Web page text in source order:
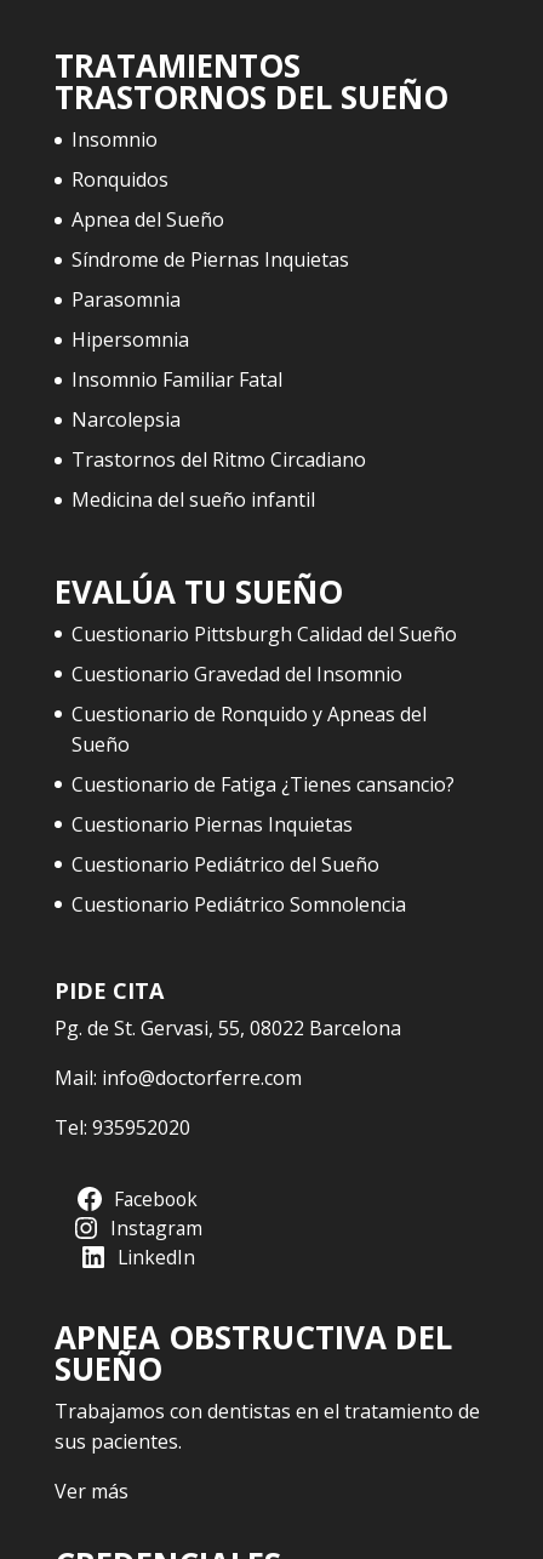
TRATAMIENTOS
TRASTORNOS DEL SUEÑO
Insomnio
Ronquidos
Apnea del Sueño
Síndrome de Piernas Inquietas
Parasomnia
Hipersomnia
Insomnio Familiar Fatal
Narcolepsia
Trastornos del Ritmo Circadiano
Medicina del sueño infantil
EVALÚA TU SUEÑO
Cuestionario Pittsburgh Calidad del Sueño
Cuestionario Gravedad del Insomnio
Cuestionario de Ronquido y Apneas del
Sueño
Cuestionario de Fatiga ¿Tienes cansancio?
Cuestionario Piernas Inquietas
Cuestionario Pediátrico del Sueño
Cuestionario Pediátrico Somnolencia
PIDE CITA
Pg. de St. Gervasi, 55, 08022 Barcelona
Mail: info@doctorferre.com
Tel: 935952020
Facebook
Instagram
LinkedIn
APNEA OBSTRUCTIVA DEL
SUEÑO
Trabajamos con dentistas en el tratamiento de
sus pacientes.
Ver más